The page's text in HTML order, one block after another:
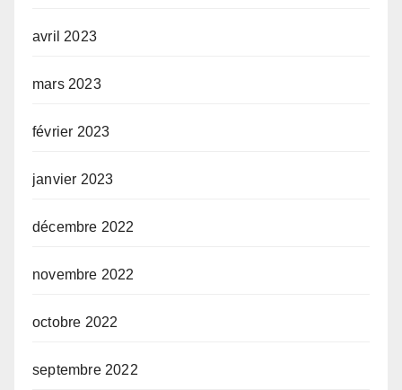
avril 2023
mars 2023
février 2023
janvier 2023
décembre 2022
novembre 2022
octobre 2022
septembre 2022